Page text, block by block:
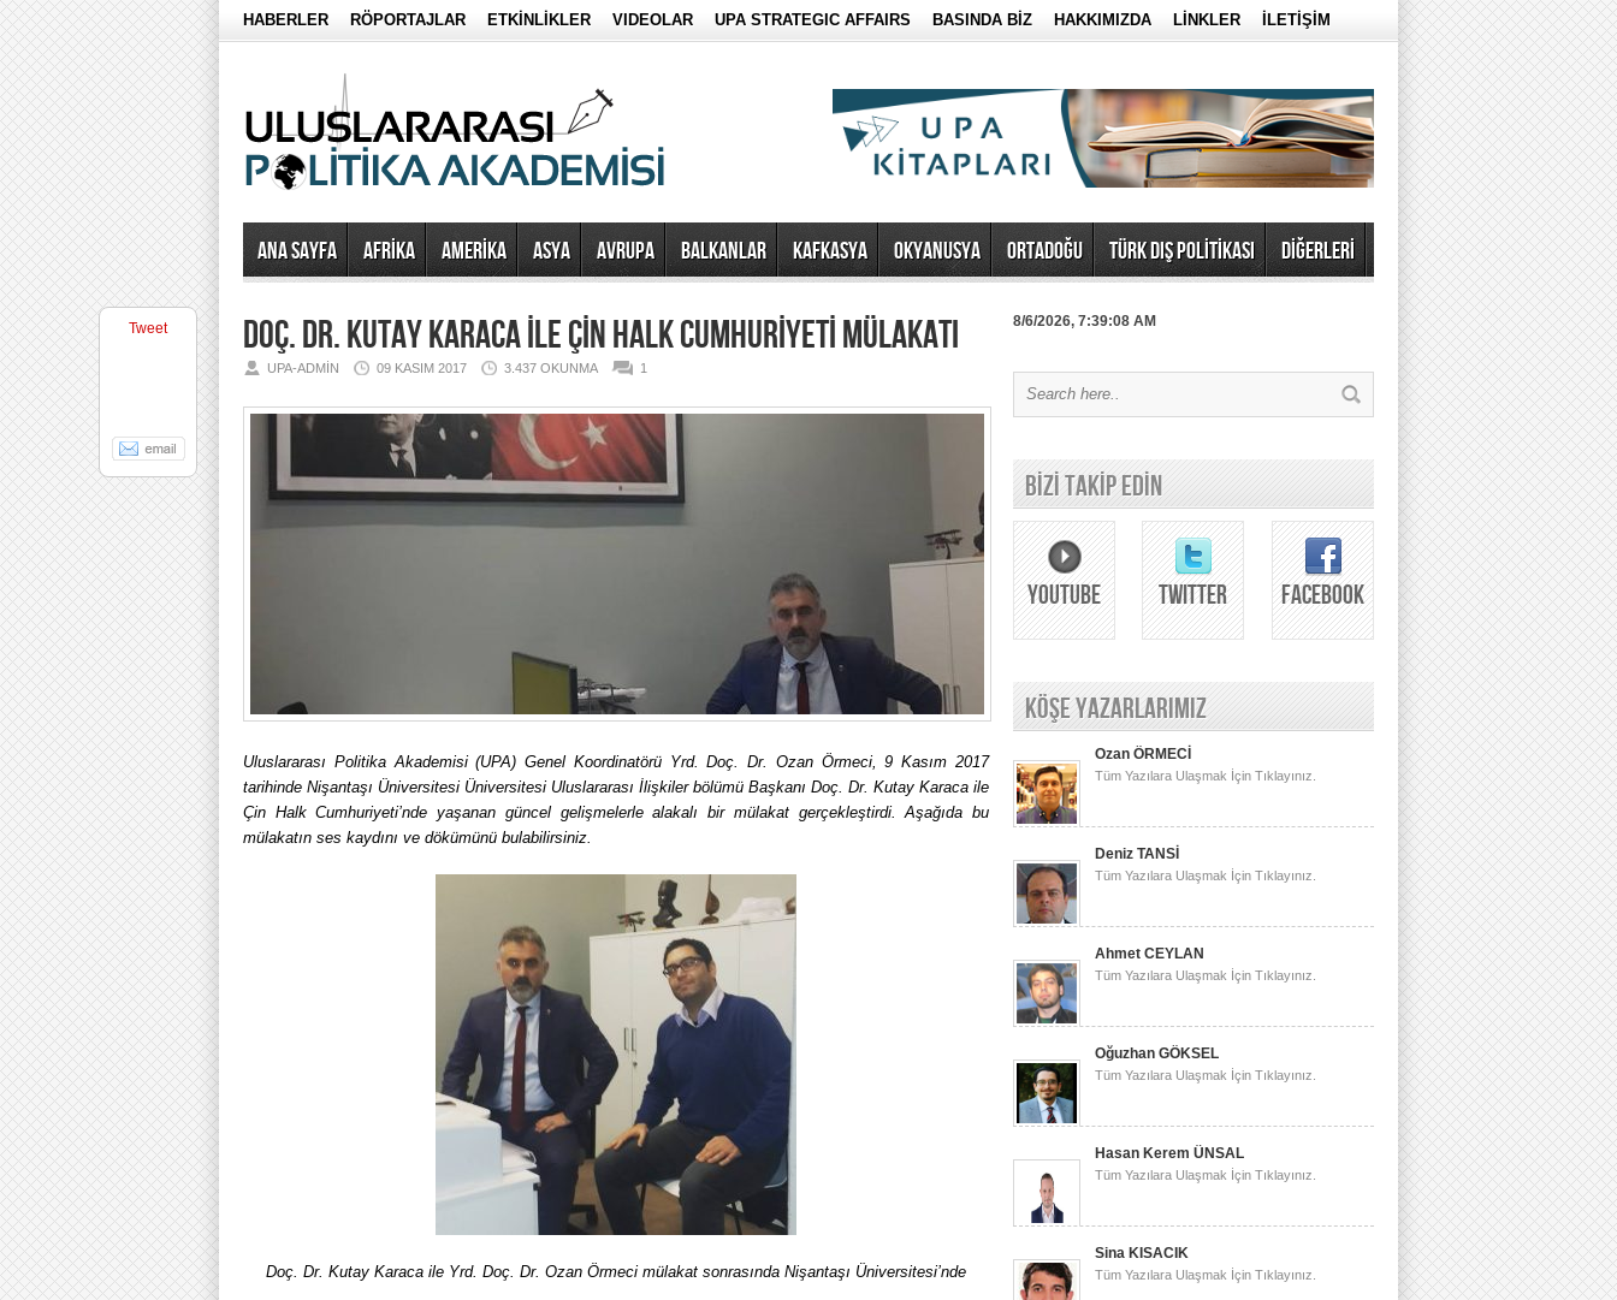
HABERLER RÖPORTAJLAR ETKİNLİKLER VIDEOLAR UPA STRATEGIC AFFAIRS BASINDA BİZ HAKKIMIZDA LİNKLER İLETİŞİM
Ana Sayfa AFRİKA AMERİKA ASYA AVRUPA BALKANLAR KAFKASYA OKYANUSYA ORTADOĞU TÜRK DIŞ POLİTİKASI DİĞERLERİ
DOÇ. DR. KUTAY KARACA İLE ÇİN HALK CUMHURİYETİ MÜLAKATI
UPA-ADMIN 09 KASIM 2017 3.437 OKUNMA 1
Uluslararası Politika Akademisi (UPA) Genel Koordinatörü Yrd. Doç. Dr. Ozan Örmeci, 9 Kasım 2017
tarihinde Nişantaşı Üniversitesi Üniversitesi Uluslararası İlişkiler bölümü Başkanı Doç. Dr. Kutay Karaca ile
Çin Halk Cumhuriyeti’nde yaşanan güncel gelişmelerle alakalı bir mülakat gerçekleştirdi. Aşağıda bu
mülakatın ses kaydını ve dökümünü bulabilirsiniz.
Doç. Dr. Kutay Karaca ile Yrd. Doç. Dr. Ozan Örmeci mülakat sonrasında Nişantaşı Üniversitesi’nde
Tweet 8/6/2026, 7:39:08 AM
BİZİ TAKİP EDİN
YOUTUBE TWITTER FACEBOOK
KÖŞE YAZARLARIMIZ
Ozan ÖRMECİ
Tüm Yazılara Ulaşmak İçin Tıklayınız.
Deniz TANSİ
Tüm Yazılara Ulaşmak İçin Tıklayınız.
Ahmet CEYLAN
Tüm Yazılara Ulaşmak İçin Tıklayınız.
Oğuzhan GÖKSEL
Tüm Yazılara Ulaşmak İçin Tıklayınız.
Hasan Kerem ÜNSAL
Tüm Yazılara Ulaşmak İçin Tıklayınız.
Sina KISACIK
Tüm Yazılara Ulaşmak İçin Tıklayınız.